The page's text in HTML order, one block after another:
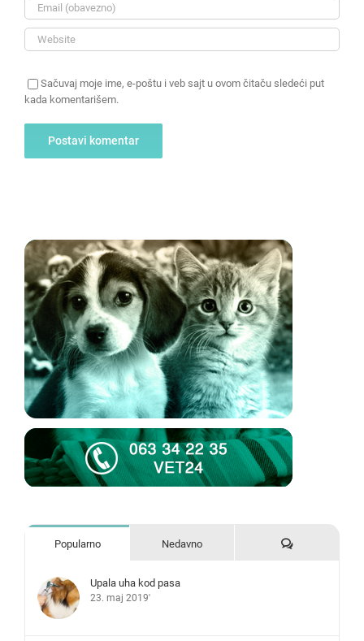
Sačuvaj moje ime, e-poštu i veb sajt u ovom čitaču sledeći put
kada komentarišem.
Popularno Nedavno Komentari
Upala uha kod pasa
23. maj 2019'